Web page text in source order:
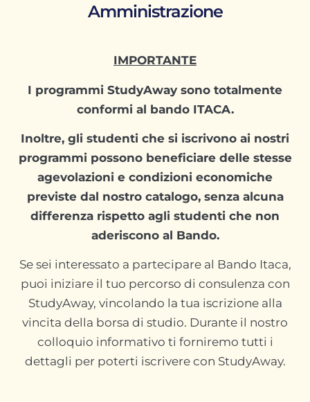
Amministrazione
IMPORTANTE
I programmi StudyAway sono totalmente
conformi al bando ITACA.
Inoltre, gli studenti che si iscrivono ai nostri
programmi possono beneficiare delle stesse
agevolazioni e condizioni economiche
previste dal nostro catalogo, senza alcuna
differenza rispetto agli studenti che non
aderiscono al Bando.
Se sei interessato a partecipare al Bando Itaca,
puoi iniziare il tuo percorso di consulenza con
StudyAway, vincolando la tua iscrizione alla
vincita della borsa di studio. Durante il nostro
colloquio informativo ti forniremo tutti i
dettagli per poterti iscrivere con StudyAway.